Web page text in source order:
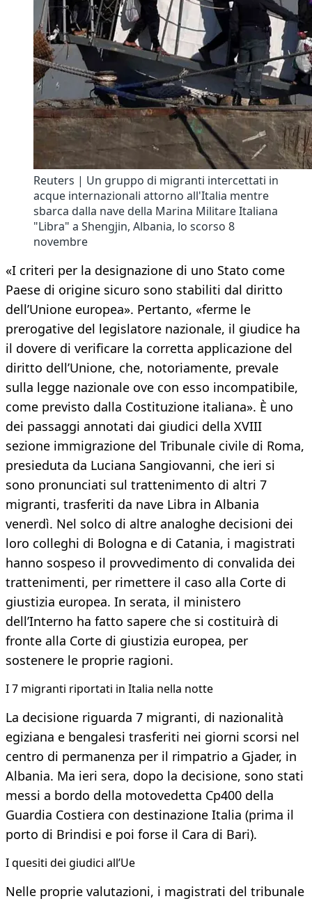
Reuters | Un gruppo di migranti intercettati in
acque internazionali attorno all'Italia mentre
sbarca dalla nave della Marina Militare Italiana
"Libra" a Shengjin, Albania, lo scorso 8
novembre
«I criteri per la designazione di uno Stato come
Paese di origine sicuro sono stabiliti dal diritto
dell’Unione europea». Pertanto, «ferme le
prerogative del legislatore nazionale, il giudice ha
il dovere di verificare la corretta applicazione del
diritto dell’Unione, che, notoriamente, prevale
sulla legge nazionale ove con esso incompatibile,
come previsto dalla Costituzione italiana». È uno
dei passaggi annotati dai giudici della XVIII
sezione immigrazione del Tribunale civile di Roma,
presieduta da Luciana Sangiovanni, che ieri si
sono pronunciati sul trattenimento di altri 7
migranti, trasferiti da nave Libra in Albania
venerdì. Nel solco di altre analoghe decisioni dei
loro colleghi di Bologna e di Catania, i magistrati
hanno sospeso il provvedimento di convalida dei
trattenimenti, per rimettere il caso alla Corte di
giustizia europea. In serata, il ministero
dell’Interno ha fatto sapere che si costituirà di
fronte alla Corte di giustizia europea, per
sostenere le proprie ragioni.
I 7 migranti riportati in Italia nella notte
La decisione riguarda 7 migranti, di nazionalità
egiziana e bengalesi trasferiti nei giorni scorsi nel
centro di permanenza per il rimpatrio a Gjader, in
Albania. Ma ieri sera, dopo la decisione, sono stati
messi a bordo della motovedetta Cp400 della
Guardia Costiera con destinazione Italia (prima il
porto di Brindisi e poi forse il Cara di Bari).
I quesiti dei giudici all’Ue
Nelle proprie valutazioni, i magistrati del tribunale